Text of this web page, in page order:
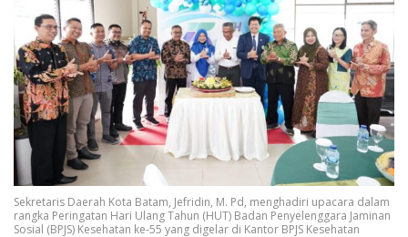
Sekretaris Daerah Kota Batam, Jefridin, M. Pd, menghadiri upacara dalam
rangka Peringatan Hari Ulang Tahun (HUT) Badan Penyelenggara Jaminan
Sosial (BPJS) Kesehatan ke-55 yang digelar di Kantor BPJS Kesehatan